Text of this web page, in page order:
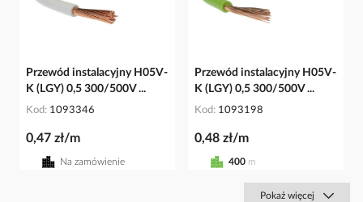
Przewód instalacyjny H05V-
K (LGY) 0,5 300/500V ...
Kod 1093346
0,47 zł/m
Na zamówienie
Przewód instalacyjny H05V-
K (LGY) 0,5 300/500V ...
Kod 1093198
0,48 zł/m
400 m
Pokaż więcej